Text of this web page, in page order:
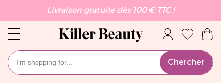
Livraison gratuite dès 100 € TTC !
Chercher